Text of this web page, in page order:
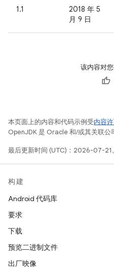
1.1
2018 年 5
月 9 日
该内容对
本页面上的内容和代码示例受内容
OpenJDK 是 Oracle 和/或其关联公
最后更新时间 (UTC)：2026-07-21。
构建
Android 代码库
要求
下载
预览二进制文件
出厂映像